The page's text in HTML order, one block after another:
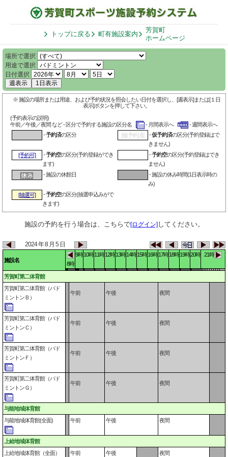
トップに戻る 町有施設案内
芳賀町
ホームページ
場所で選択
用途で選択
日付選択
週表示
1日表示
※ 施設の場所または用途、および予約状況を照会したい日付を選択し、[週表示]または[１日
表示]ボタンを押して下さい。
(予約表示の説明)
午前／午後／夜間 など - 区分で予約する施設の区分名
- 月間表示へ
- 週間表示へ
-予約済の区分 [仮予約済] -仮予約済の区分(予約登録はで
きません)
[予約可]
-予約空の区分(予約登録ができ
ます)
-予約空の区分(予約登録はでき
ません)
- 施設の休館日
- 施設の休み時間(1日表示時の
み)
[抽選可]
-予約空の区分(抽選申込みがで
きます)
施設の予約を行う場合は、こちらで[ログイン]してください。
2024 年 8 月 5 日
施設名
8時
9時10時11時12時13時14時15時16時17時18時19時20時 21時
芳賀町第二体育館
芳賀町第二体育館（バド
ミントンＢ）
午前 午後 夜間
芳賀町第二体育館（バド
ミントンＣ）
午前 午後 夜間
芳賀町第二体育館（バド
ミントンＦ）
午前 午後 夜間
芳賀町第二体育館（バド
ミントンＧ）
午前 午後 夜間
与能地域体育館
与能地域体育館(全面)
午前 午後 夜間
上給地域体育館
上給地域体育館（全面）
午前 午後 夜間